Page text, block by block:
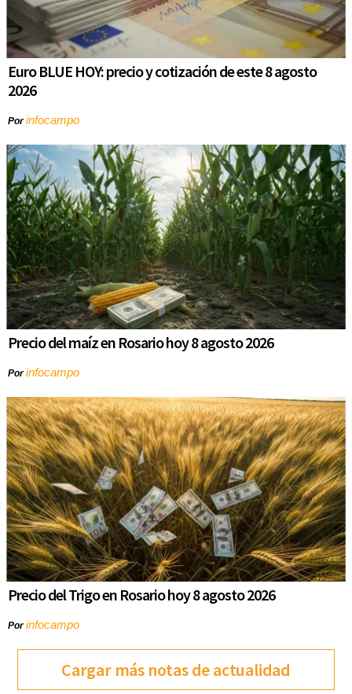
Euro BLUE HOY: precio y cotización de este 8 agosto
2026
Porinfocampo
Precio del maíz en Rosario hoy 8 agosto 2026
Porinfocampo
Precio del Trigo en Rosario hoy 8 agosto 2026
Porinfocampo
Cargar más notas de actualidad